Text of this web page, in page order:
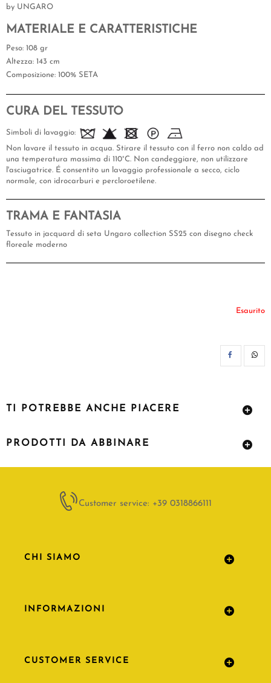
by UNGARO
MATERIALE E CARATTERISTICHE
Peso: 108 gr
Altezza: 143 cm
Composizione: 100% SETA
CURA DEL TESSUTO
Simboli di lavaggio:
Non lavare il tessuto in acqua. Stirare il tessuto con il ferro non caldo ad
una temperatura massima di 110°C. Non candeggiare, non utilizzare
l'asciugatrice. É consentito un lavaggio professionale a secco, ciclo
normale, con idrocarburi e percloroetilene.
TRAMA E FANTASIA
Tessuto in jacquard di seta Ungaro collection SS25 con disegno check
floreale moderno
Esaurito
TI POTREBBE ANCHE PIACERE
PRODOTTI DA ABBINARE
Customer service: +39 0318866111
CHI SIAMO
INFORMAZIONI
CUSTOMER SERVICE